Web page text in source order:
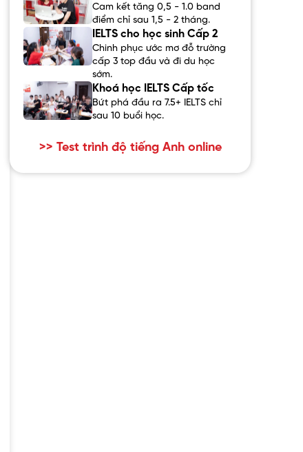
Cam kết tăng 0,5 - 1.0 band
điểm chỉ sau 1,5 - 2 tháng.
IELTS cho học sinh Cấp 2
Chinh phục ước mơ đỗ trường
cấp 3 top đầu và đi du học
sớm.
Khoá học IELTS Cấp tốc
Bứt phá đầu ra 7.5+ IELTS chỉ
sau 10 buổi học.
>> Test trình độ tiếng Anh online